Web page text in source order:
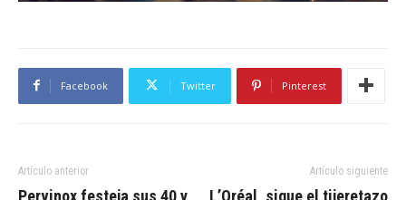
Facebook Twitter Pinterest
Artículo anterior
Pervinox festeja sus 40 y
Artículo siguiente
L’Oréal, sigue el tijeretazo